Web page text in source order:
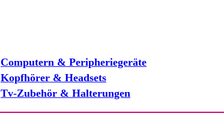
Computern & Peripheriegeräte
Kopfhörer & Headsets
Tv-Zubehör & Halterungen